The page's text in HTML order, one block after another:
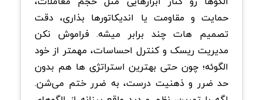
حمایت و مقاومت یا اندیکاتورها بذاری، دقت
تصمیم هات چند برابر میشه. فراموش نکن
مدیریت ریسک و کنترل احساسات، مهمتر از خود
الگوئه؛ چون حتی بهترین استراتژی ها هم بدون
حد ضرر و ذهنیت درست، به ضرر ختم می‌شن.